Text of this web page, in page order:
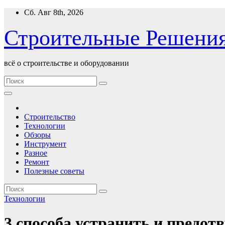
Перейти
содержимому
Сб. Авг 8th, 2026
Строительные
всё о строительстве и оборудовании
Строительство
Технологии
Обзоры
Инструмент
Разное
Ремонт
Полезные советы
Технологии